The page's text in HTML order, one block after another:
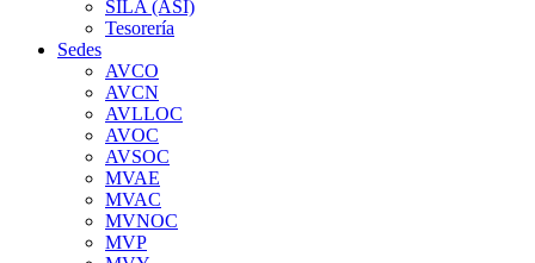
SILA (ASI)
Tesorería
Sedes
AVCO
AVCN
AVLLOC
AVOC
AVSOC
MVAE
MVAC
MVNOC
MVP